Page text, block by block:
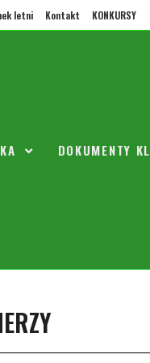
letni Kontakt KONKURSY
DOKUMENTY